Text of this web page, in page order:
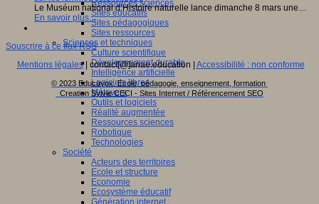
Ressources sciences
Sites éducatifs
Sites pédagogiques
Sites ressources
Sciences et techniques
Culture scientifique
Développement durable
Intelligence artificielle
Logiciels libres
Métavers
Outils et logiciels
Réalité augmentée
Ressources sciences
Robotique
Technologies
Société
Acteurs des territoires
Ecole et structure
Economie
Ecosystème éducatif
Génération internet
Le Muséum national d’Histoire naturelle lance dimanche 8 mars une…
En savoir plus...
Souscrire à ce flux RSS
Mentions légales| contact[@]anae.education | Accessibilité : non conforme
© 2023 Educavox, Ecole, pédagogie, enseignement, formation
Creation Sylvie CECI - Sites Internet / Référencement SEO